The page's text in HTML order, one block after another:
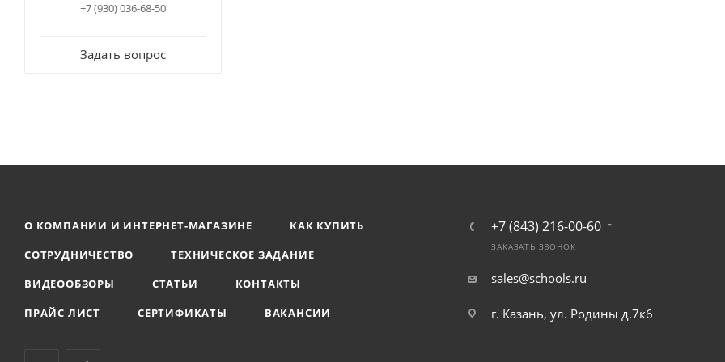
+7 (930) 036-68-50
Задать вопрос
О КОМПАНИИ И ИНТЕРНЕТ-МАГАЗИНЕ
КАК КУПИТЬ
СОТРУДНИЧЕСТВО
ТЕХНИЧЕСКОЕ ЗАДАНИЕ
ВИДЕООБЗОРЫ
СТАТЬИ
КОНТАКТЫ
ПРАЙС ЛИСТ
СЕРТИФИКАТЫ ВАКАНСИИ
+7 (843) 216-00-60
ЗАКАЗАТЬ ЗВОНОК
sales@schools.ru
г. Казань, ул. Родины д.7к6